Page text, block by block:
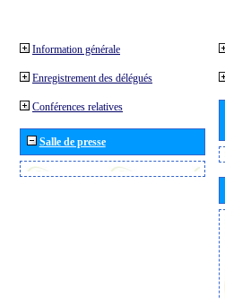
Information générale
Enregistrement des délégués
Conférences relatives
Salle de presse